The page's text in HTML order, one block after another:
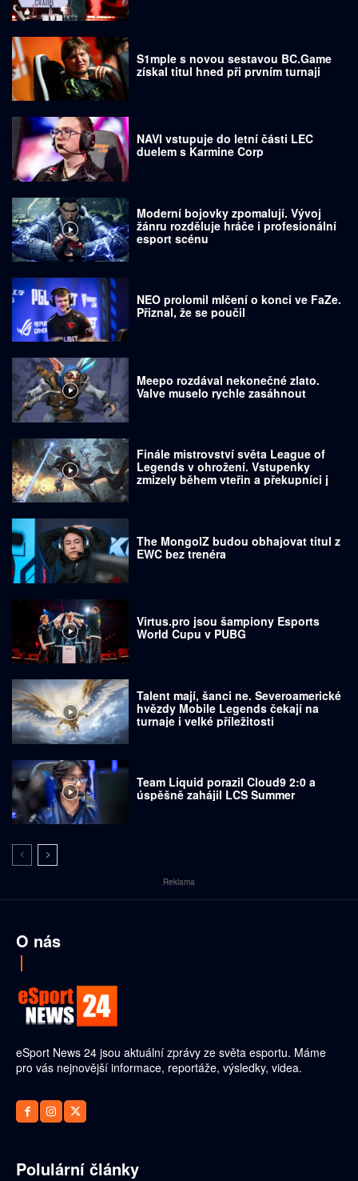
S1mple s novou sestavou BC.Game
získal titul hned při prvním turnaji
NAVI vstupuje do letní části LEC
duelem s Karmine Corp
Moderní bojovky zpomalují. Vývoj
žánru rozděluje hráče i profesionální
esport scénu
NEO prolomil mlčení o konci ve FaZe.
Přiznal, že se poučil
Meepo rozdával nekonečné zlato.
Valve muselo rychle zasáhnout
Finále mistrovství světa League of
Legends v ohrožení. Vstupenky
zmizely během vteřin a překupníci je
The MongolZ budou obhajovat titul z
EWC bez trenéra
Virtus.pro jsou šampiony Esports
World Cupu v PUBG
Talent mají, šanci ne. Severoamerické
hvězdy Mobile Legends čekají na
turnaje i velké příležitosti
Team Liquid porazil Cloud9 2:0 a
úspěšně zahájil LCS Summer
Reklama
O nás
eSport News 24 jsou aktuální zprávy ze světa esportu. Máme
pro vás nejnovější informace, reportáže, výsledky, videa.
Polulární články